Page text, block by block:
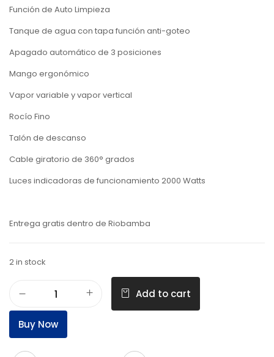
Función de Auto Limpieza
Tanque de agua con tapa función anti-goteo
Apagado automático de 3 posiciones
Mango ergonómico
Vapor variable y vapor vertical
Rocío Fino
Talón de descanso
Cable giratorio de 360° grados
Luces indicadoras de funcionamiento 2000 Watts
Entrega gratis dentro de Riobamba
2 in stock
Add to cart
Buy Now